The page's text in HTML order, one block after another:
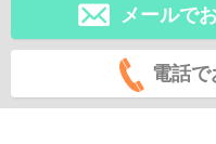
メールで
電話